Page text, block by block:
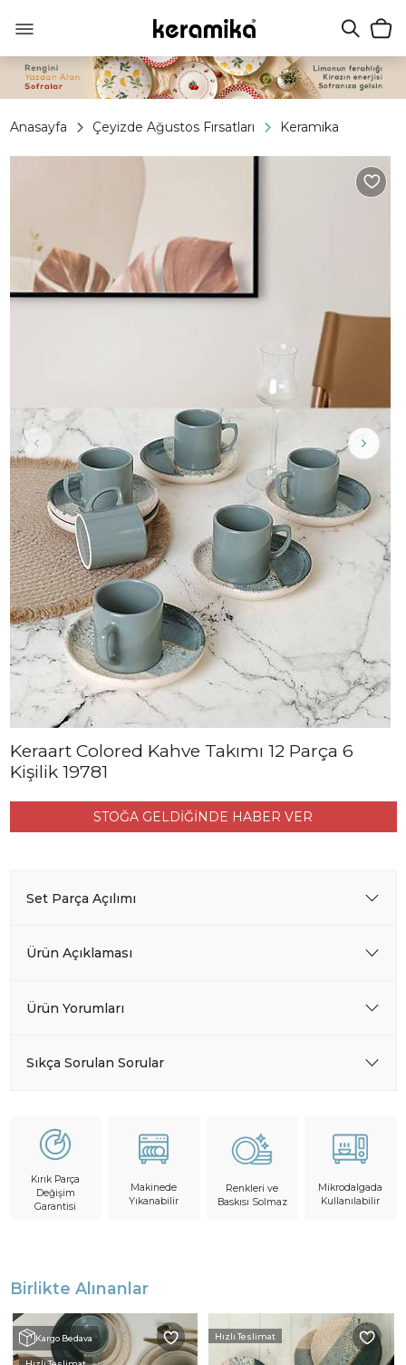
Anasayfa Çeyizde Ağustos Fırsatları Keramika
Keraart Colored Kahve Takımı 12 Parça 6
Kişilik 19781
STOĞA GELDİĞİNDE HABER VER
Set Parça Açılımı
Ürün Açıklaması
Ürün Yorumları
Sıkça Sorulan Sorular
Kırık Parça
Değişim
Garantisi
Makinede
Yıkanabilir
Renkleri ve
Baskısı Solmaz
Mikrodalgada
Kullanılabilir
Birlikte Alınanlar
Kargo Bedava Hızlı Teslimat